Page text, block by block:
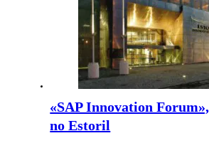
«SAP Innovation
no Estoril